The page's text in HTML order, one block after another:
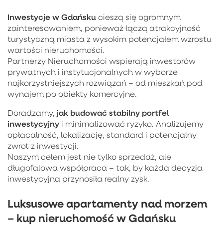
Inwestycje w Gdańsku cieszą się ogromnym
zainteresowaniem, ponieważ łączą atrakcyjność
turystyczną miasta z wysokim potencjałem wzrostu
wartości nieruchomości.
Partnerzy Nieruchomości wspierają inwestorów
prywatnych i instytucjonalnych w wyborze
najkorzystniejszych rozwiązań – od mieszkań pod
wynajem po obiekty komercyjne.
Doradzamy, jak budować stabilny portfel
inwestycyjny i minimalizować ryzyko. Analizujemy
opłacalność, lokalizację, standard i potencjalny
zwrot z inwestycji.
Naszym celem jest nie tylko sprzedaż, ale
długofalowa współpraca – tak, by każda decyzja
inwestycyjna przynosiła realny zysk.
Luksusowe apartamenty nad morzem
– kup nieruchomość w Gdańsku